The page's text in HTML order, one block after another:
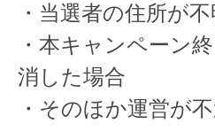
・当選者の住所が
・本キャンペーン
消した場合
・そのほか運営が